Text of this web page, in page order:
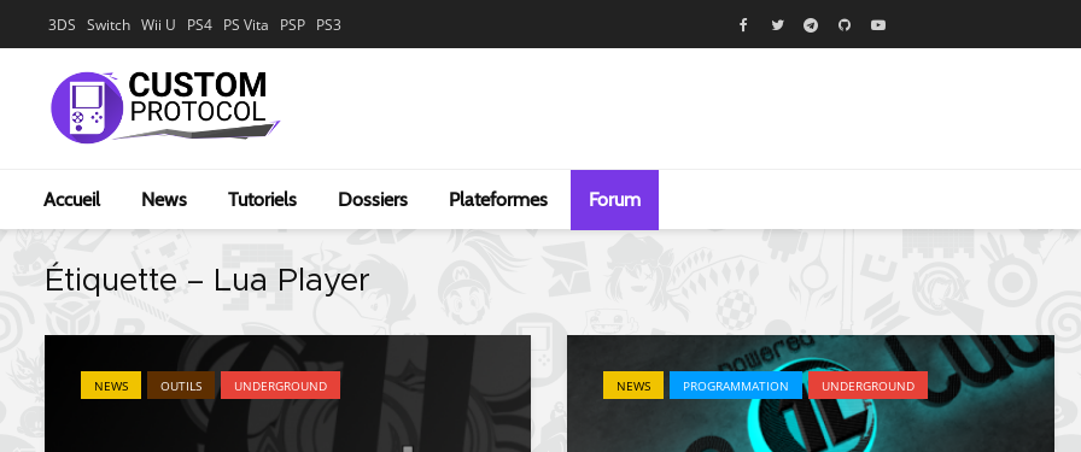
3DS Switch Wii U PS4 PS Vita PSP PS3
Accueil News Tutoriels Dossiers Plateformes Forum
Étiquette – Lua Player
NEWS OUTILS UNDERGROUND NEWS PROGRAMMATION UNDERGROUND